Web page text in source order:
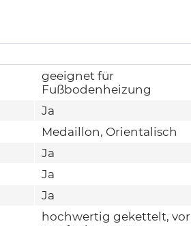
geeignet für
Fußbodenheizung
Ja
Medaillon, Orientalisch
Ja
Ja
Ja
hochwertig gekettelt, vor